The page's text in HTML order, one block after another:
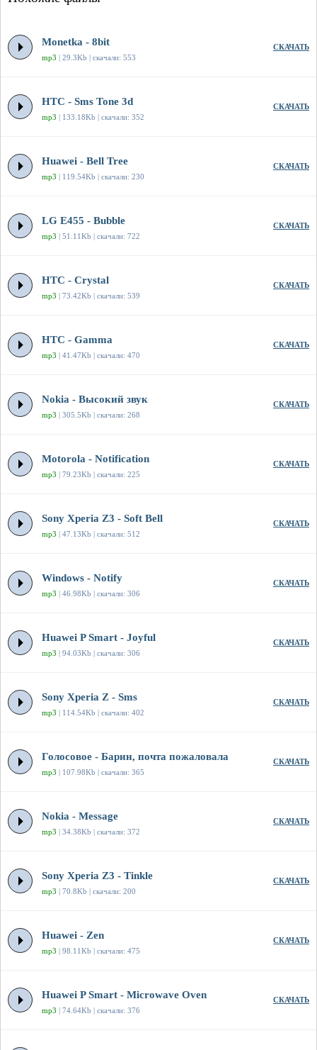
Monetka - 8bit
mp3 | 29.3Kb | скачали: 553
СКАЧАТЬ
HTC - Sms Tone 3d
mp3 | 133.18Kb | скачали: 352
СКАЧАТЬ
Huawei - Bell Tree
mp3 | 119.54Kb | скачали: 230
СКАЧАТЬ
LG E455 - Bubble
mp3 | 51.11Kb | скачали: 722
СКАЧАТЬ
HTC - Crystal
mp3 | 73.42Kb | скачали: 539
СКАЧАТЬ
HTC - Gamma
mp3 | 41.47Kb | скачали: 470
СКАЧАТЬ
Nokia - Высокий звук
mp3 | 305.5Kb | скачали: 268
СКАЧАТЬ
Motorola - Notification
mp3 | 79.23Kb | скачали: 225
СКАЧАТЬ
Sony Xperia Z3 - Soft Bell
mp3 | 47.13Kb | скачали: 512
СКАЧАТЬ
Windows - Notify
mp3 | 46.98Kb | скачали: 306
СКАЧАТЬ
Huawei P Smart - Joyful
mp3 | 94.03Kb | скачали: 306
СКАЧАТЬ
Sony Xperia Z - Sms
mp3 | 114.54Kb | скачали: 402
СКАЧАТЬ
Голосовое - Барин, почта пожаловала
mp3 | 107.98Kb | скачали: 365
СКАЧАТЬ
Nokia - Message
mp3 | 34.38Kb | скачали: 372
СКАЧАТЬ
Sony Xperia Z3 - Tinkle
mp3 | 70.8Kb | скачали: 200
СКАЧАТЬ
Huawei - Zen
mp3 | 98.11Kb | скачали: 475
СКАЧАТЬ
Huawei P Smart - Microwave Oven
mp3 | 74.64Kb | скачали: 376
СКАЧАТЬ